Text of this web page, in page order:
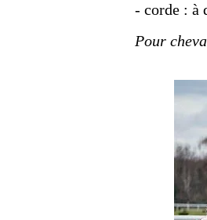
- corde : à
Pour